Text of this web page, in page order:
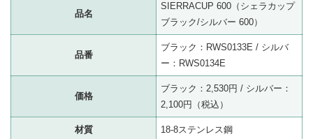
品名
SIERRACUP 600（シェラカップ
ブラック/シルバー 600）
品番
ブラック：RWS0133E / シルバ
ー：RWS0134E
価格
ブラック：2,530円 / シルバー：
2,100円（税込）
材質 18-8ステンレス鋼